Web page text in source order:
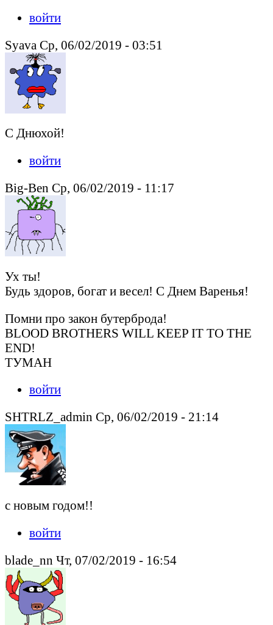
войти
Syava Ср, 06/02/2019 - 03:51
С Днюхой!
войти
Big-Ben Ср, 06/02/2019 - 11:17
Ух ты!
Будь здоров, богат и весел! С Днем Варенья!
Помни про закон бутерброда!
BLOOD BROTHERS WILL KEEP IT TO THE
END!
ТУМАН
войти
SHTRLZ_admin Ср, 06/02/2019 - 21:14
с новым годом!!
войти
blade_nn Чт, 07/02/2019 - 16:54